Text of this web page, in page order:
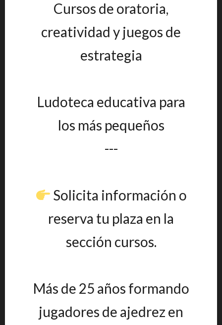
Cursos de oratoria,
creatividad y juegos de
estrategia
Ludoteca educativa para
los más pequeños
---
Solicita información o
reserva tu plaza en la
sección cursos.
Más de 25 años formando
jugadores de ajedrez en